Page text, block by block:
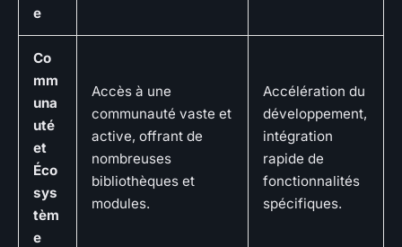
e
Co
mm
una
uté
et
Éco
sys
tèm
e
Accès à une
communauté vaste et
active, offrant de
nombreuses
bibliothèques et
modules.
Accélération du
développement,
intégration
rapide de
fonctionnalités
spécifiques.